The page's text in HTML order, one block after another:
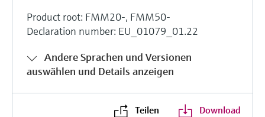
Product root: FMM20-, FMM50-
Declaration number: EU_01079_01.22
Andere Sprachen und Versionen
auswählen und Details anzeigen
Teilen Download